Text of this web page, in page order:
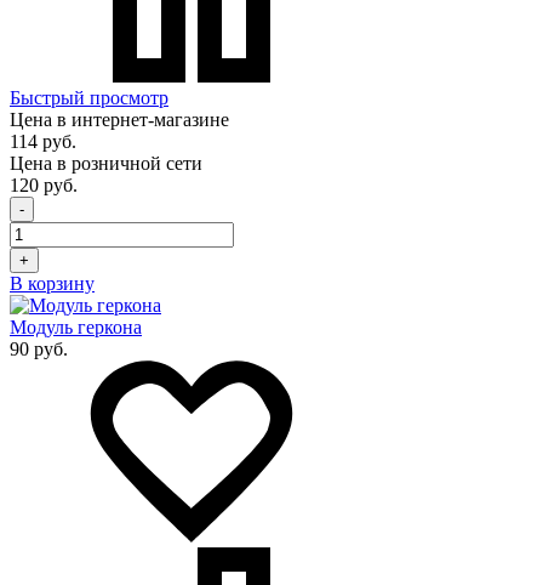
Быстрый просмотр
Цена в интернет-магазине
114 руб.
Цена в розничной сети
120 руб.
-
+
В корзину
Модуль геркона
90 руб.